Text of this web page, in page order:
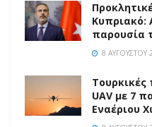
Κυπριακό:
παρουσία
8 ΑΥΓΟΎΣΤΟΥ
Τουρκικές
UAV με 7
Εναέριου